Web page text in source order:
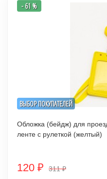
ВЫБОР ПОКУПАТЕЛЕЙ
- 61 %
Обложка (бейдж) для
ленте с рулеткой (желтый)
120 ₽ 311₽